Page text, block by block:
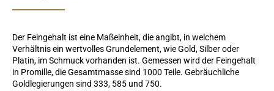
Der Feingehalt ist eine Maßeinheit, die angibt, in welchem
Verhältnis ein wertvolles Grundelement, wie Gold, Silber oder
Platin, im Schmuck vorhanden ist. Gemessen wird der Feingehalt
in Promille, die Gesamtmasse sind 1000 Teile. Gebräuchliche
Goldlegierungen sind 333, 585 und 750.